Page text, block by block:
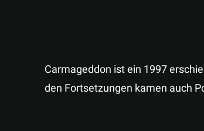
Carmageddon ist ein 1997
den Fortsetzungen kamen auch